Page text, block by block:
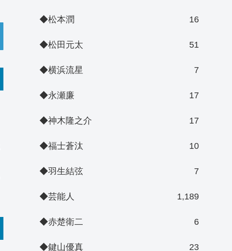
◆松本潤 16
◆松田元太 51
◆横浜流星 7
◆永瀬廉 17
◆神木隆之介 17
◆福士蒼汰 10
◆羽生結弦 7
◆芸能人 1,189
◆赤楚衛二 6
◆鍵山優真 23